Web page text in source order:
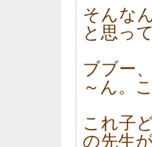
そんな
と思っ
ブブー
～ん。
これ子
の先生